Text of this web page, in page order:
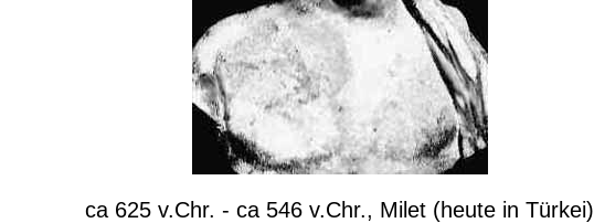
ca 625 v.Chr. - ca 546 v.Chr., Milet (heute in Türkei)